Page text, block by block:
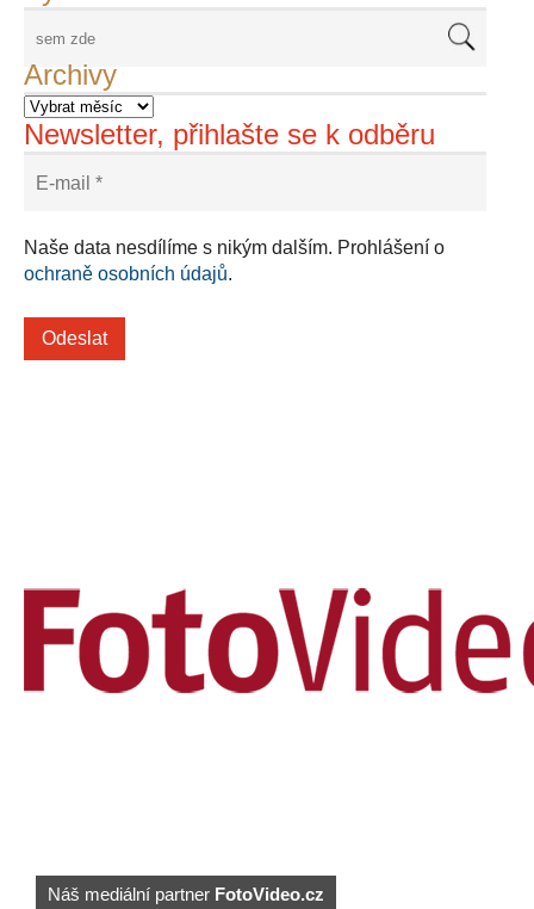
Archivy
Newsletter, přihlašte se k odběru
Naše data nesdílíme s nikým dalším. Prohlášení o
ochraně osobních údajů.
Náš mediální partner FotoVideo.cz
PetrSalek.com
https://kuula.co/profile/PetrSalek/collections